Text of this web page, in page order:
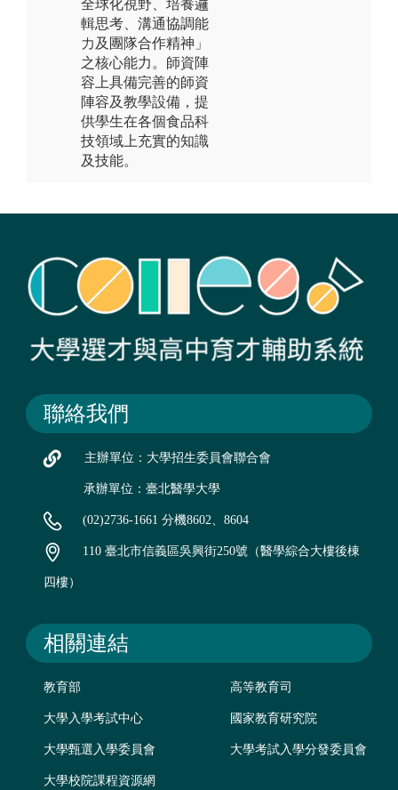
全球化視野、培養邏
輯思考、溝通協調能
力及團隊合作精神」
之核心能力。師資陣
容上具備完善的師資
陣容及教學設備，提
供學生在各個食品科
技領域上充實的知識
及技能。
聯絡我們
主辦單位：大學招生委員會聯合會
承辦單位：臺北醫學大學
(02)2736-1661 分機8602、8604
110 臺北市信義區吳興街250號（醫學綜合大樓後棟
四樓）
相關連結
教育部 高等教育司
大學入學考試中心 國家教育研究院
大學甄選入學委員會 大學考試入學分發委員會
大學校院課程資源網